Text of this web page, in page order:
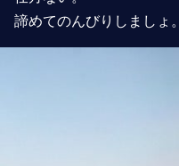
諦めてのんびりしましょ。